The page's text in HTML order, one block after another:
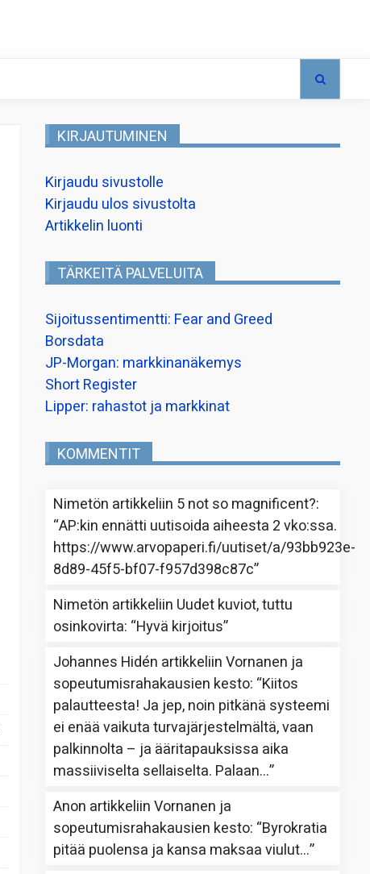
KIRJAUTUMINEN
Kirjaudu sivustolle
Kirjaudu ulos sivustolta
Artikkelin luonti
TÄRKEITÄ PALVELUITA
Sijoitussentimentti: Fear and Greed
Borsdata
JP-Morgan: markkinanäkemys
Short Register
Lipper: rahastot ja markkinat
KOMMENTIT
Nimetön artikkeliin 5 not so magnificent?:
“AP:kin ennätti uutisoida aiheesta 2 vko:ssa.
https://www.arvopaperi.fi/uutiset/a/93bb923e-
8d89-45f5-bf07-f957d398c87c”
Nimetön artikkeliin Uudet kuviot, tuttu
osinkovirta: “Hyvä kirjoitus”
Johannes Hidén artikkeliinVornanen ja
sopeutumisrahakausien kesto: “Kiitos
palautteesta! Ja jep, noin pitkänä systeemi
ei enää vaikuta turvajärjestelmältä, vaan
palkinnolta – ja ääritapauksissa aika
massiiviselta sellaiselta. Palaan…”
Anon artikkeliinVornanen ja
sopeutumisrahakausien kesto: “Byrokratia
pitää puolensa ja kansa maksaa viulut…”